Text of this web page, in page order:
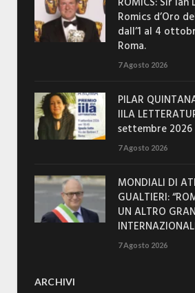
Romics d’Oro
dall’1 al 4
Roma.
7 Agosto 2026
PILAR
IILA
settembre 2026
7 Agosto 2026
MONDIALI DI
GUALTIERI:
UN ALTRO
7 Agosto 2026
ARCHIVI